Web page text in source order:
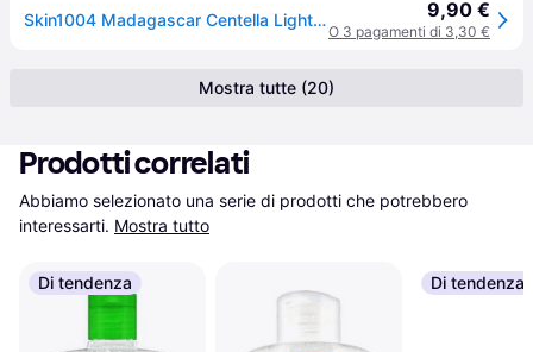
Skin1004 Madagascar Centella Light Cleansing Oil 30ml 9,90 €
O 3 pagamenti di 3,30 €
Mostra tutte (20)
Prodotti correlati
Abbiamo selezionato una serie di prodotti che potrebbero
interessarti. Mostra tutto
Di tendenza Di tendenza